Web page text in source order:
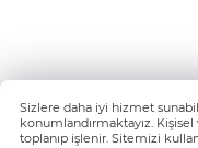
Sizlere daha iyi hizmet
konumlandırmaktayız.
toplanıp işlenir. Sitemizi